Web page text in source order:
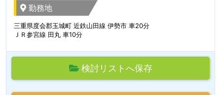
勤務地
三重県度会郡玉城町 近鉄山田線 伊勢市 車20分
ＪＲ参宮線 田丸 車10分
検討リストへ保存